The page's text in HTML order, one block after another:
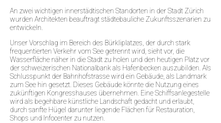
An zwei wichtigen innerstädtischen Standorten in der Stadt Zürich
wurden Architekten beauftragt städtebauliche Zukunftsszenarien zu
entwickeln.
Unser Vorschlag im Bereich des Bürkliplatzes, der durch stark
frequentierten Verkehr vom See getrennt wird, sieht vor, die
Wasserfläche näher in die Stadt zu holen und den heutigen Platz vor
der schweizerischen Nationalbank als Hafenbecken auszubilden. Als
Schlusspunkt der Bahnhofstrasse wird ein Gebäude, als Landmark
zum See hin gesetzt. Dieses Gebäude könnte die Nutzung eines
zukünftigen Kongresshauses übernehmen. Eine Schiffsanlegestelle
wird als begehbare künstliche Landschaft gedacht und erlaubt,
durch sanfte Hügel darunter liegende Flächen für Restauration,
Shops und Infocenter zu nutzen.